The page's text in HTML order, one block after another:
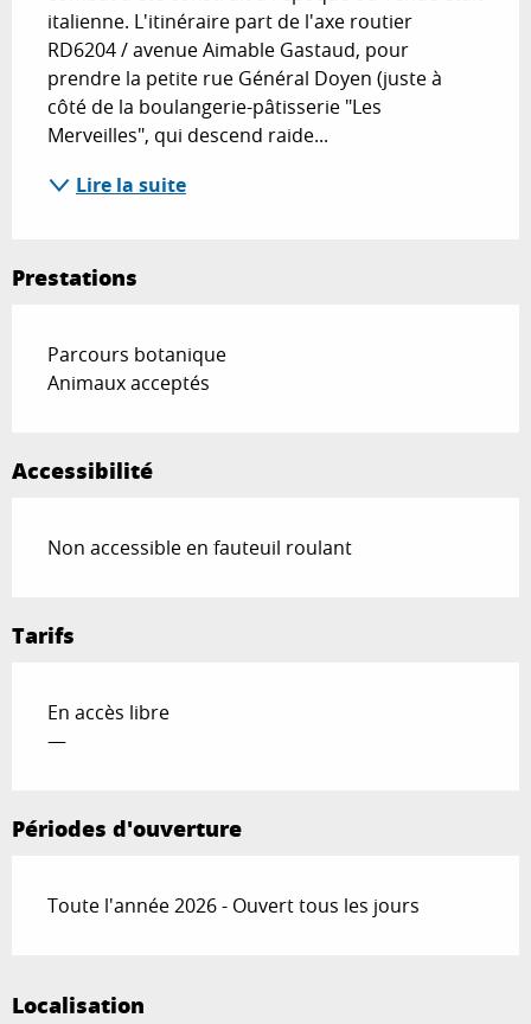
italienne. L'itinéraire part de l'axe routier
RD6204 / avenue Aimable Gastaud, pour
prendre la petite rue Général Doyen (juste à
côté de la boulangerie-pâtisserie "Les
Merveilles", qui descend raide...
Lire la suite
Prestations
Parcours botanique
Animaux acceptés
Accessibilité
Non accessible en fauteuil roulant
Tarifs
En accès libre
—
Périodes d'ouverture
Toute l'année 2026 - Ouvert tous les jours
Localisation